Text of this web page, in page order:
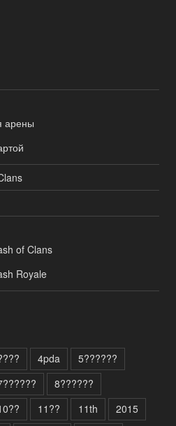
арены
of Clans
Royale
4pda
5??????
8??????
11?? 11th
2015